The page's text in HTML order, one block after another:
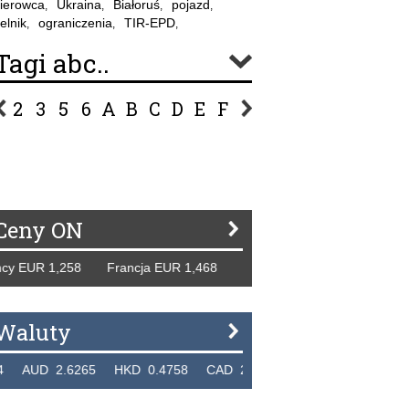
, Ukraina, Białoruś, pojazd,
, ograniczenia, TIR-EPD,
abc..
2 3 5 6 A B C D E F G
ON
1,258 Francja EUR 1,468 Hiszpania EUR 1,229 WB
2.6265 HKD 0.4758 CAD 2.6618 NZD 2.1914